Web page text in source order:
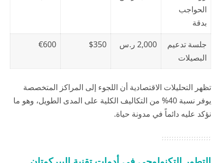
الحواجب
بدقة
جلسة تدعيم
البصيلات
2,000 ر.س $350
€600
تظهر التحليلات الاقتصادية أن اللجوء إلى المراكز المتخصصة
يوفر نسبة 40% من التكاليف الكلية على المدى الطويل، وهو ما
نؤكد عليه دائماً في مدونة حياة.